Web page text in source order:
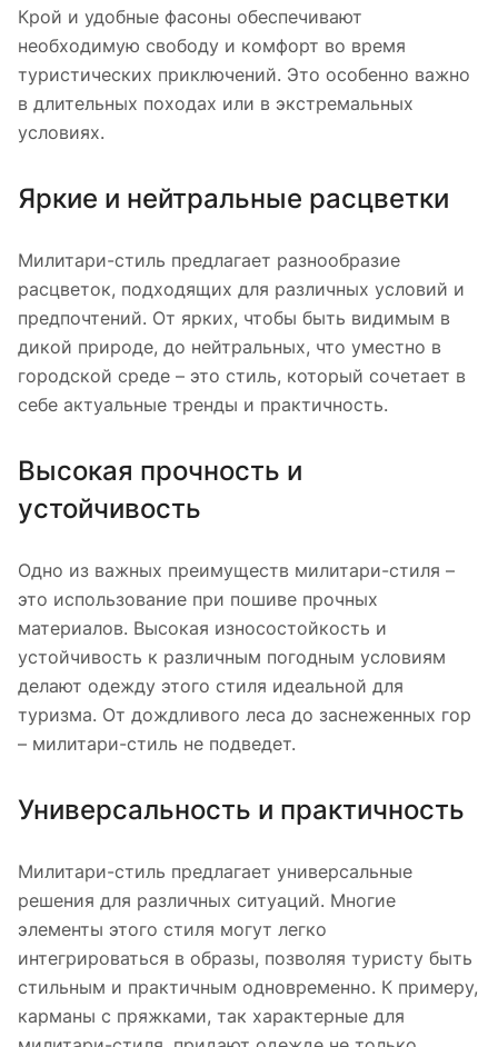
Крой и удобные фасоны обеспечивают
необходимую свободу и комфорт во время
туристических приключений. Это особенно важно
в длительных походах или в экстремальных
условиях.
Яркие и нейтральные расцветки
Милитари-стиль предлагает разнообразие
расцветок, подходящих для различных условий и
предпочтений. От ярких, чтобы быть видимым в
дикой природе, до нейтральных, что уместно в
городской среде – это стиль, который сочетает в
себе актуальные тренды и практичность.
Высокая прочность и
устойчивость
Одно из важных преимуществ милитари-стиля –
это использование при пошиве прочных
материалов. Высокая износостойкость и
устойчивость к различным погодным условиям
делают одежду этого стиля идеальной для
туризма. От дождливого леса до заснеженных гор
– милитари-стиль не подведет.
Универсальность и практичность
Милитари-стиль предлагает универсальные
решения для различных ситуаций. Многие
элементы этого стиля могут легко
интегрироваться в образы, позволяя туристу быть
стильным и практичным одновременно. К примеру,
карманы с пряжками, так характерные для